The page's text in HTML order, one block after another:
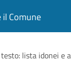
il Comune
lista idonei e